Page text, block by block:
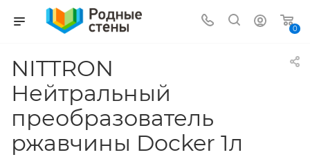
0
NITTRON
Нейтральный
преобразователь
ржавчины Docker 1л